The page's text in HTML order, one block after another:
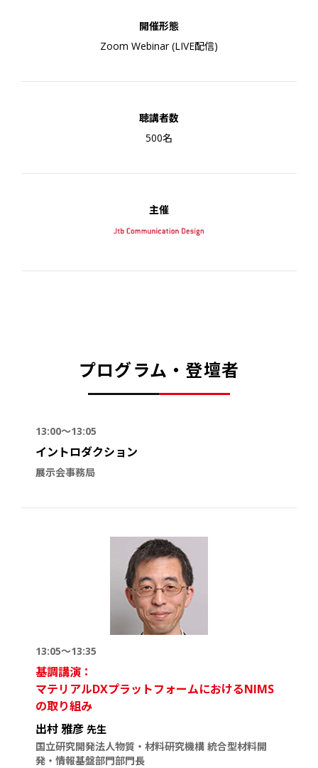
開催形態
Zoom Webinar (LIVE配信)
聴講者数
500名
主催
プログラム・登壇者
13:00～13:05
イントロダクション
展示会事務局
13:05～13:35
基調講演：
マテリアルDXプラットフォームにおけるNIMS
の取り組み
出村 雅彦先生
国立研究開発法人物質・材料研究機構 統合型材料開
発・情報基盤部門部門長